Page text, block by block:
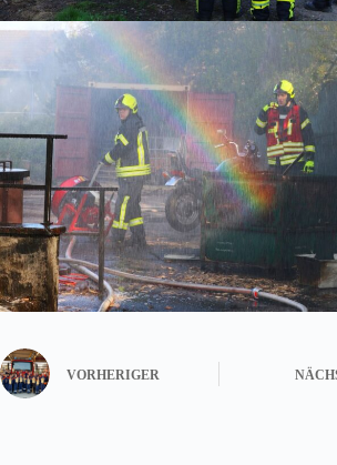
VORHERIGER